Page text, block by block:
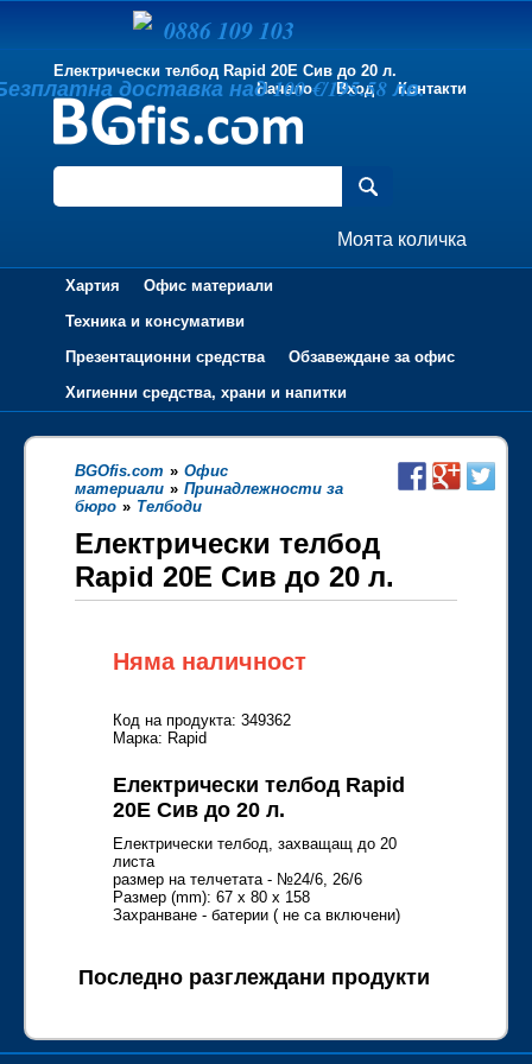
Електрически телбод Rapid 20E Сив до 20 л.
Начало
Вход Контакти
Моята количка
Хартия
Офис материали
Техника и консумативи
Презентационни средства
Обзавеждане за офис
Хигиенни средства, храни и напитки
BGOfis.com » Офис
материали » Принадлежности за
бюро » Телбоди
Електрически телбод
Rapid 20E Сив до 20 л.
Няма наличност
Код на продукта: 349362
Марка: Rapid
Електрически телбод Rapid
20E Сив до 20 л.
Електрически телбод, захващащ до 20
листа
размер на телчетата - №24/6, 26/6
Размер (mm): 67 x 80 x 158
Захранване - батерии ( не са включени)
Последно разглеждани продукти
0886 109 103
доставка над 100 €/195.58 лв.